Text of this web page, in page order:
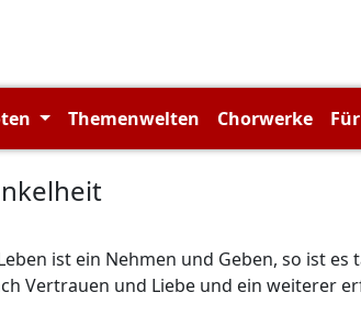
Themenwelten Chorwerke
ist ein Nehmen und Geben, so ist
Vertrauen und Liebe und ein weiterer